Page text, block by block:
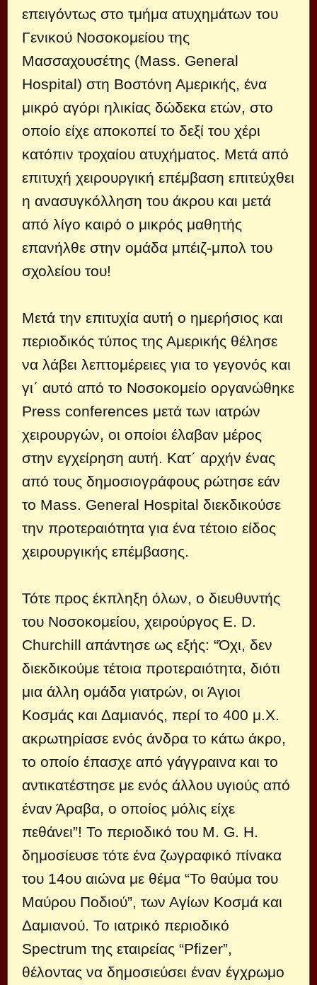
επειγόντως στο τμήμα ατυχημάτων του
Γενικού Νοσοκομείου της
Μασσαχουσέτης (Mass. General
Hospital) στη Βοστόνη Αμερικής, ένα
μικρό αγόρι ηλικίας δώδεκα ετών, στο
οποίο είχε αποκοπεί το δεξί του χέρι
κατόπιν τροχαίου ατυχήματος. Μετά από
επιτυχή χειρουργική επέμβαση επιτεύχθει
η ανασυγκόλληση του άκρου και μετά
από λίγο καιρό ο μικρός μαθητής
επανήλθε στην ομάδα μπέιζ-μπολ του
σχολείου του!
Μετά την επιτυχία αυτή ο ημερήσιος και
περιοδικός τύπος της Αμερικής θέλησε
να λάβει λεπτομέρειες για το γεγονός και
γι΄ αυτό από το Νοσοκομείο οργανώθηκε
Press conferences μετά των ιατρών
χειρουργών, οι οποίοι έλαβαν μέρος
στην εγχείρηση αυτή. Κατ΄ αρχήν ένας
από τους δημοσιογράφους ρώτησε εάν
το Mass. General Hospital διεκδικούσε
την προτεραιότητα για ένα τέτοιο είδος
χειρουργικής επέμβασης.
Τότε προς έκπληξη όλων, ο διευθυντής
του Νοσοκομείου, χειρούργος E. D.
Churchill απάντησε ως εξής: “Όχι, δεν
διεκδικούμε τέτοια προτεραιότητα, διότι
μια άλλη ομάδα γιατρών, οι Άγιοι
Κοσμάς και Δαμιανός, περί το 400 μ.Χ.
ακρωτηρίασε ενός άνδρα το κάτω άκρο,
το οποίο έπασχε από γάγγραινα και το
αντικατέστησε με ενός άλλου υγιούς από
έναν Άραβα, ο οποίος μόλις είχε
πεθάνει”! Το περιοδικό του M. G. H.
δημοσίευσε τότε ένα ζωγραφικό πίνακα
του 14ου αιώνα με θέμα “Το θαύμα του
Μαύρου Ποδιού”, των Αγίων Κοσμά και
Δαμιανού. Το ιατρικό περιοδικό
Spectrum της εταιρείας “Pfizer”,
θέλοντας να δημοσιεύσει έναν έγχρωμο